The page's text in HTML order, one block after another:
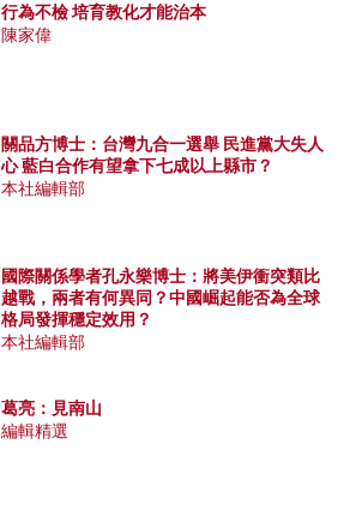
行為不檢 培育教化才能治本
陳家偉
關品方博士：台灣九合一選舉 民進黨大失人
心 藍白合作有望拿下七成以上縣市？
本社編輯部
國際關係學者孔永樂博士：將美伊衝突類比
越戰，兩者有何異同？中國崛起能否為全球
格局發揮穩定效用？
本社編輯部
葛亮：見南山
編輯精選